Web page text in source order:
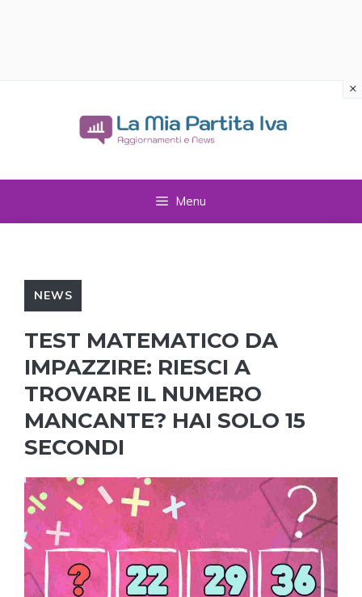
Menu
NEWS
TEST MATEMATICO DA
IMPAZZIRE: RIESCI A
TROVARE IL NUMERO
MANCANTE? HAI SOLO 15
SECONDI
×